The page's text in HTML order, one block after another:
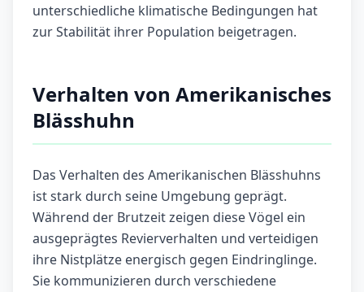
unterschiedliche klimatische Bedingungen hat
zur Stabilität ihrer Population beigetragen.
Verhalten von Amerikanisches
Blässhuhn
Das Verhalten des Amerikanischen Blässhuhns
ist stark durch seine Umgebung geprägt.
Während der Brutzeit zeigen diese Vögel ein
ausgeprägtes Revierverhalten und verteidigen
ihre Nistplätze energisch gegen Eindringlinge.
Sie kommunizieren durch verschiedene